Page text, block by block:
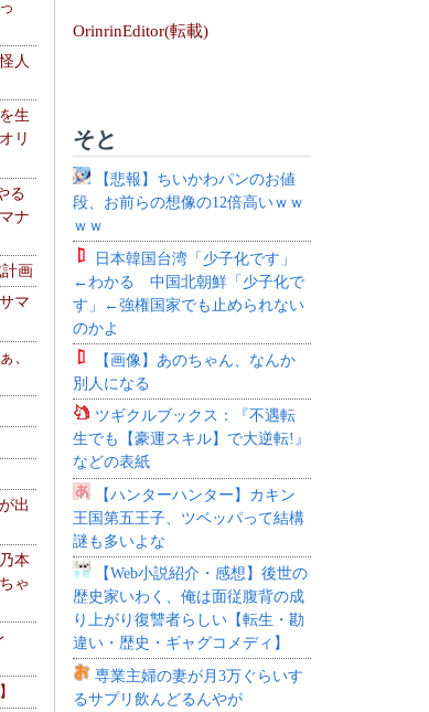
人
生
リ
る
ナ
画
マ
、
出
本
ゃ
OrinrinEditor(転載)
そと
【悲報】ちいかわパンのお値
段、お前らの想像の12倍高いｗｗ
ｗｗ
日本韓国台湾「少子化です」
←わかる 中国北朝鮮「少子化で
す」←強権国家でも止められない
のかよ
【画像】あのちゃん、なんか
別人になる
ツギクルブックス：『不遇転
生でも【豪運スキル】で大逆転!』
などの表紙
【ハンターハンター】カキン
王国第五王子、ツベッパって結構
謎も多いよな
【Web小説紹介・感想】後世の
歴史家いわく、俺は面従腹背の成
り上がり復讐者らしい【転生・勘
違い・歴史・ギャグコメディ】
専業主婦の妻が月3万ぐらいす
るサプリ飲んどるんやが